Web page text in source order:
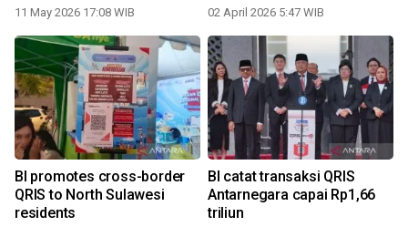
11 May 2026 17:08 WIB 02 April 2026 5:47 WIB
BI promotes cross-border
QRIS to North Sulawesi
residents
BI catat transaksi QRIS
Antarnegara capai Rp1,66
triliun